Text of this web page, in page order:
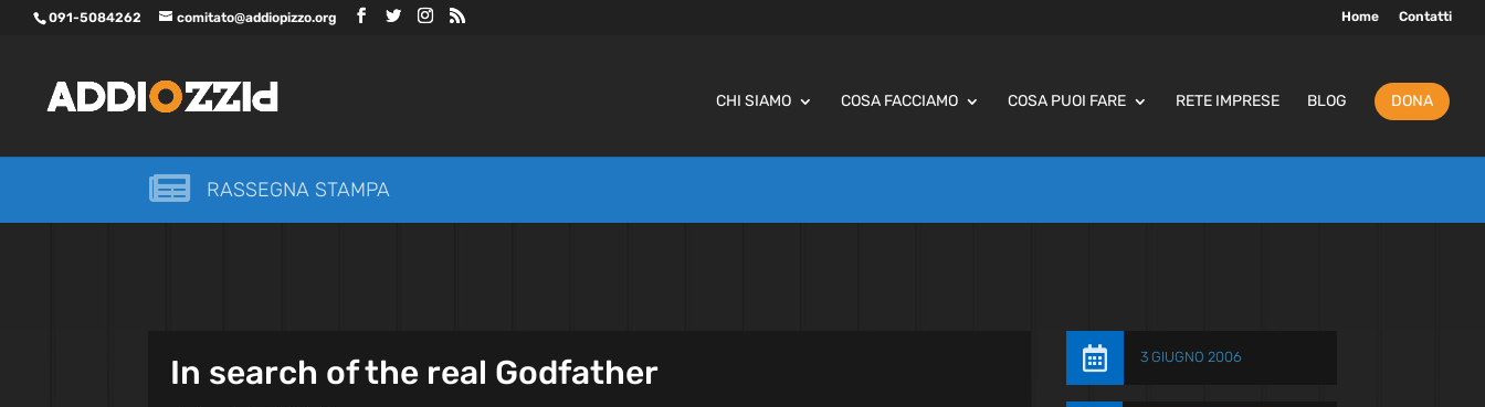
091-5084262 comitato@addiopizzo.org Home Contatti
CHI SIAMO COSA FACCIAMO COSA PUOI FARE RETE IMPRESE BLOG DONA
 RASSEGNA STAMPA
In search of the real Godfather  3 GIUGNO 2006